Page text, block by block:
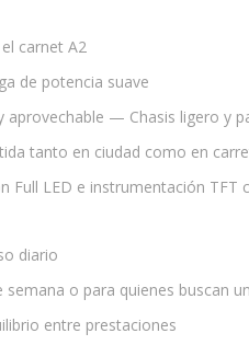
carnet A2
de potencia suave
aprovechable — Chasis ligero y
tanto en ciudad como en
Full LED e instrumentación
diario
semana o para quienes buscan
entre prestaciones